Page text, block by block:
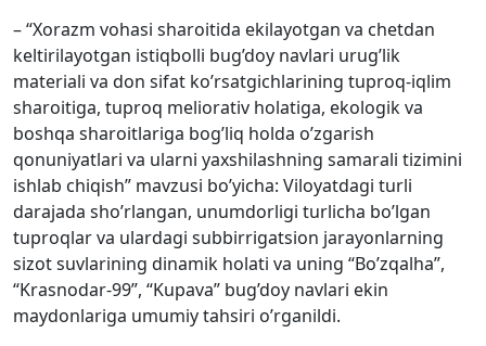
– “Xorazm vohasi sharoitida ekilayotgan va chetdan
keltirilayotgan istiqbolli bug’doy navlari urug’lik
materiali va don sifat ko’rsatgichlarining tuproq-iqlim
sharoitiga, tuproq meliorativ holatiga, ekologik va
boshqa sharoitlariga bog’liq holda o’zgarish
qonuniyatlari va ularni yaxshilashning samarali tizimini
ishlab chiqish” mavzusi bo’yicha: Viloyatdagi turli
darajada sho’rlangan, unumdorligi turlicha bo’lgan
tuproqlar va ulardagi subbirrigatsion jarayonlarning
sizot suvlarining dinamik holati va uning “Bo’zqalha”,
“Krasnodar-99”, “Kupava” bug’doy navlari ekin
maydonlariga umumiy tahsiri o’rganildi.